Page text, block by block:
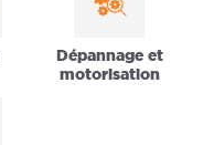
Dépannage et
motorisation